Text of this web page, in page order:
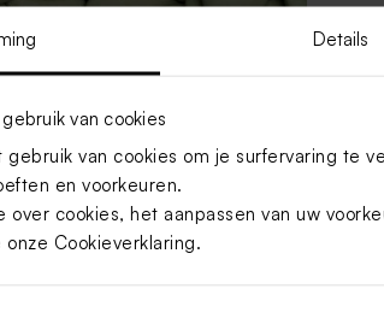
Details
van cookies
gebruik van cookies om je surfervaring te
en voorkeuren.
over cookies, het aanpassen van uw
onze Cookieverklaring.
1kg (± 240 stuks)
Toon